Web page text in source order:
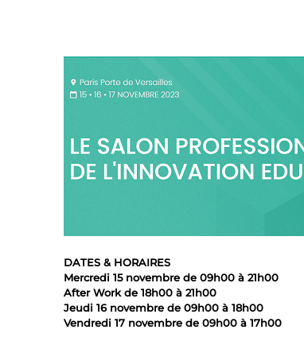
DATES & HORAIRES
Mercredi 15 novembre de 09h00 à 21h00
After Work de 18h00 à 21h00
Jeudi 16 novembre de 09h00 à 18h00
Vendredi 17 novembre de 09h00 à 17h00